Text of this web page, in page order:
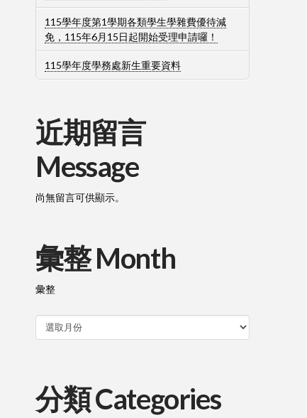
115學年度第1學期各類學生學雜費優待減
免，115年6月15日起開始受理申請囉！
115學年度學務處新生重要資料
近期留言
Message
尚無留言可供顯示。
彙整 Month
彙整
分類 Categories